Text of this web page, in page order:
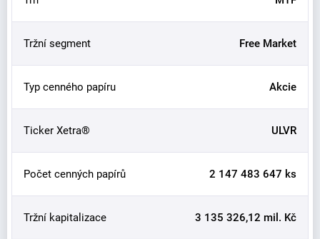
Tržní segment Free Market
Typ cenného papíru Akcie
Ticker Xetra® ULVR
Počet cenných papírů 2 147 483 647 ks
Tržní kapitalizace 3 135 326,12 mil. Kč